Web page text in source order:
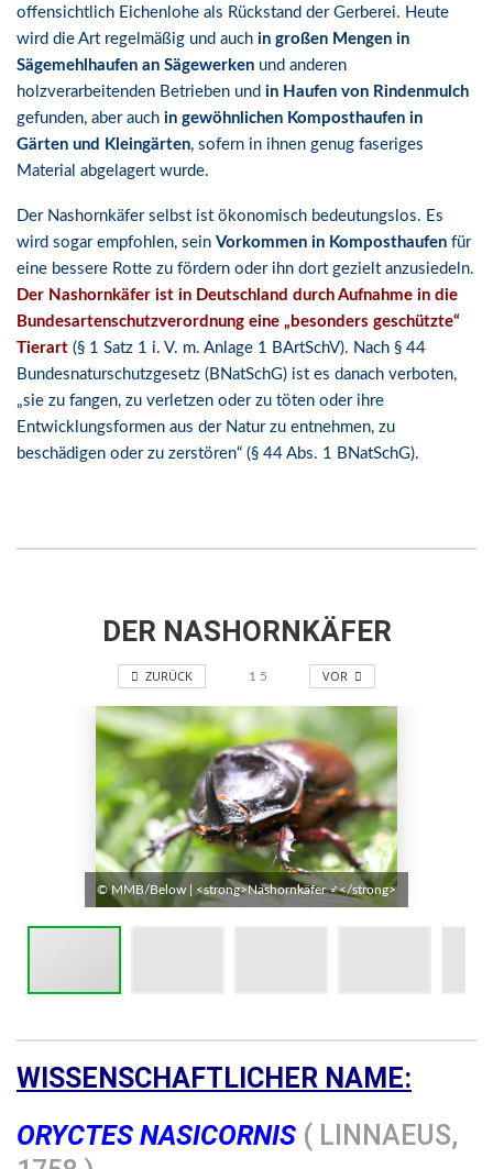
offensichtlich Eichenlohe als Rückstand der Gerberei. Heute
wird die Art regelmäßig und auch in großen Mengen in
Sägemehlhaufen an Sägewerken und anderen
holzverarbeitenden Betrieben und in Haufen von Rindenmulch
gefunden, aber auch in gewöhnlichen Komposthaufen in
Gärten und Kleingärten, sofern in ihnen genug faseriges
Material abgelagert wurde.
Der Nashornkäfer selbst ist ökonomisch bedeutungslos. Es
wird sogar empfohlen, sein Vorkommen in Komposthaufen für
eine bessere Rotte zu fördern oder ihn dort gezielt anzusiedeln.
Der Nashornkäfer ist in Deutschland durch Aufnahme in die
Bundesartenschutzverordnung eine „besonders geschützte“
Tierart (§ 1 Satz 1 i. V. m. Anlage 1 BArtSchV). Nach § 44
Bundesnaturschutzgesetz (BNatSchG) ist es danach verboten,
„sie zu fangen, zu verletzen oder zu töten oder ihre
Entwicklungsformen aus der Natur zu entnehmen, zu
beschädigen oder zu zerstören“ (§ 44 Abs. 1 BNatSchG).
DER NASHORNKÄFER
ZURÜCK 1 5 VOR
© MMB/Below | <strong>Nashornkäfer ♂</strong>
WISSENSCHAFTLICHER NAME:
ORYCTES NASICORNIS ( LINNAEUS,